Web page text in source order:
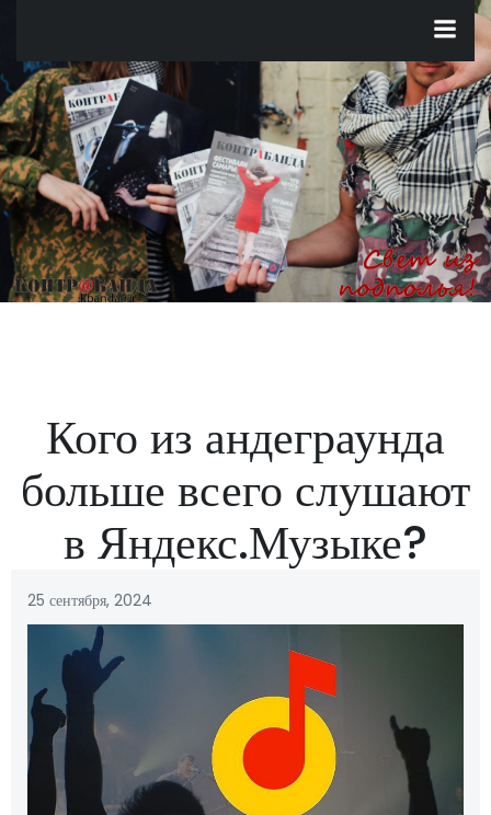
содержимому
Кого из андеграунда
больше всего слушают
в Яндекс.Музыке?
25 сентября, 2024